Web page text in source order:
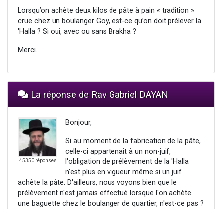
Lorsqu’on achète deux kilos de pâte à pain « tradition »
crue chez un boulanger Goy, est-ce qu’on doit prélever la
'Halla ? Si oui, avec ou sans Brakha ?
Merci.
La réponse de Rav Gabriel DAYAN
45350 réponses
Bonjour,
Si au moment de la fabrication de la pâte,
celle-ci appartenait à un non-juif,
l'obligation de prélèvement de la 'Halla
n'est plus en vigueur même si un juif
achète la pâte. D'ailleurs, nous voyons bien que le
prélèvement n'est jamais effectué lorsque l'on achète
une baguette chez le boulanger de quartier, n'est-ce pas ?